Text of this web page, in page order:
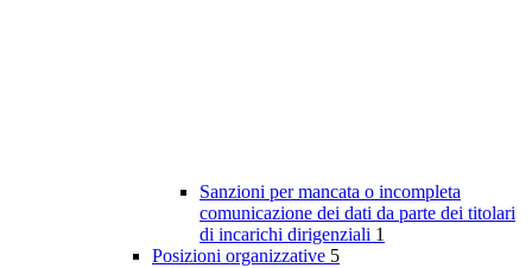
Sanzioni per mancata o incompleta
comunicazione dei dati da parte dei titolari
di incarichi dirigenziali 1
Posizioni organizzative 5